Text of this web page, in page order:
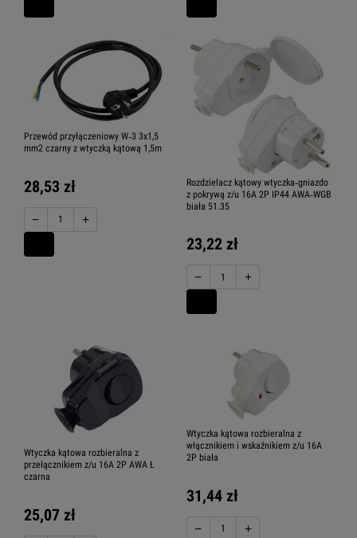
Przewód przyłączeniowy W‑3 3x1,5
mm2 czarny z wtyczką kątową 1,5m
28,53 zł
− +
Rozdzielacz kątowy wtyczka‑gniazdo
z pokrywą z/u 16A 2P IP44 AWA‑WGB
biała 51.35
23,22 zł
− +
Wtyczka kątowa rozbieralna z
przełącznikiem z/u 16A 2P AWA Ł
czarna
25,07 zł
Wtyczka kątowa rozbieralna z
włącznikiem i wskaźnikiem z/u 16A
2P biała
31,44 zł
− +